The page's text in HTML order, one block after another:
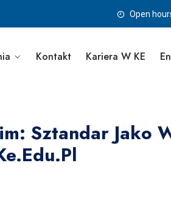
Open
Kontakt Kariera W KE
Sztandar Jako